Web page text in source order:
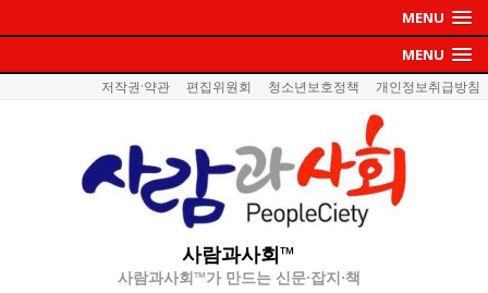
MENU
MENU
저작권·약관 편집위원회 청소년보호정책 개인정보취급방침
사람과사회™
사람과사회™가 만드는 신문·잡지·책